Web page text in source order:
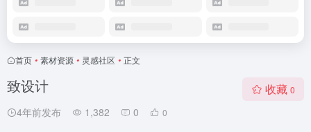
首页 • 素材资源 • 灵感社区 • 正文
致设计
4年前发布 1,382 0 0
收藏 0